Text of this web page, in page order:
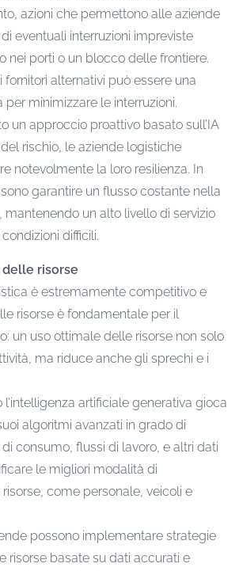
azioni che permettono alle aziende
eventuali interruzioni impreviste
nei porti o un blocco delle frontiere.
alternativi può essere una
minimizzare le interruzioni.
un approccio proattivo basato sull’IA
rischio, le aziende logistiche
notevolmente la loro resilienza. In
garantire un flusso costante nella
mantenendo un alto livello di servizio
difficili.
delle risorse
è estremamente competitivo e
risorse è fondamentale per il
un uso ottimale delle risorse non solo
ma riduce anche gli sprechi e i
artificiale generativa gioca
algoritmi avanzati in grado di
consumo, flussi di lavoro, e altri dati
le migliori modalità di
come personale, veicoli e
possono implementare strategie
risorse basate su dati accurati e